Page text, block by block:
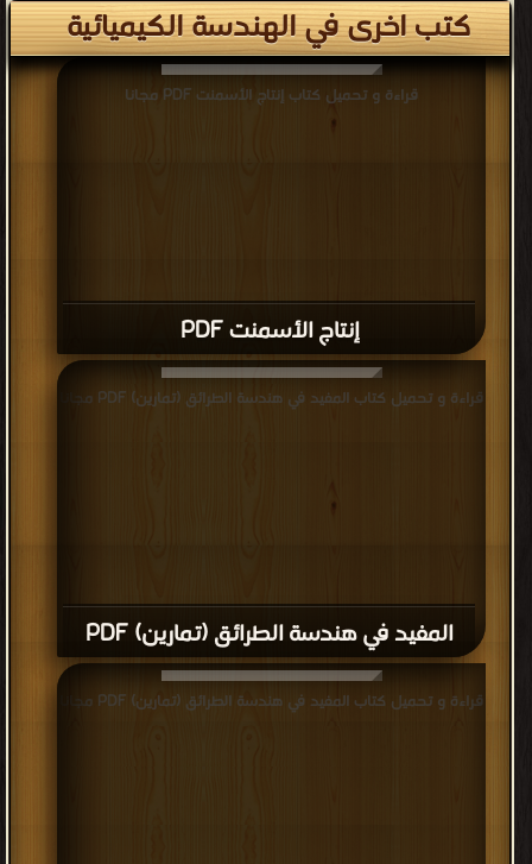
كتب اخرى في الهندسة الكيميائية
إنتاج الأسمنت PDF
قراءة و تحميل كتاب إنتاج الأسمنت PDF مجانا
المفيد في هندسة الطرائق (تمارين) PDF
قراءة و تحميل كتاب المفيد في هندسة الطرائق (تمارين) PDF مجانا
قراءة و تحميل كتاب المفيد في هندسة الطرائق (تمارين) PDF مجانا